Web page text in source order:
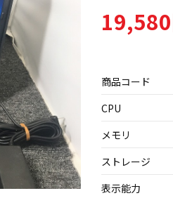
商品コード
CPU
メモリ
ストレージ
表示能力